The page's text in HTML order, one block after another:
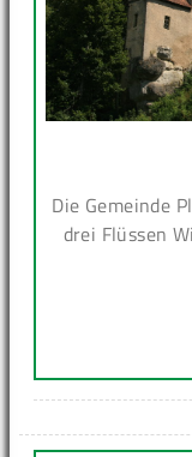
Die Gemeinde
drei Flüssen